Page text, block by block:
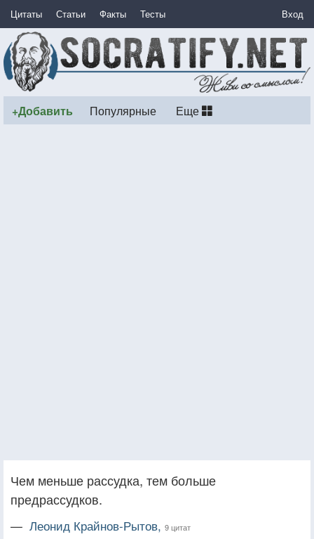
Цитаты Статьи Факты Тесты Вход
+Добавить Популярные Еще
Чем меньше рассудка, тем больше
предрассудков.
— Леонид Крайнов-Рытов, 9 цитат